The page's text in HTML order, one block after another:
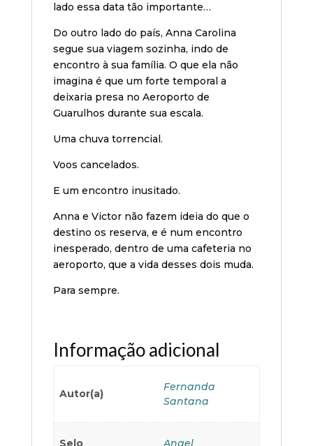
lado essa data tão importante…
Do outro lado do país, Anna Carolina
segue sua viagem sozinha, indo de
encontro à sua família. O que ela não
imagina é que um forte temporal a
deixaria presa no Aeroporto de
Guarulhos durante sua escala.
Uma chuva torrencial.
Voos cancelados.
E um encontro inusitado.
Anna e Victor não fazem ideia do que o
destino os reserva, e é num encontro
inesperado, dentro de uma cafeteria no
aeroporto, que a vida desses dois muda.
Para sempre.
Informação adicional
Autor(a)
Fernanda
Santana
Selo Angel